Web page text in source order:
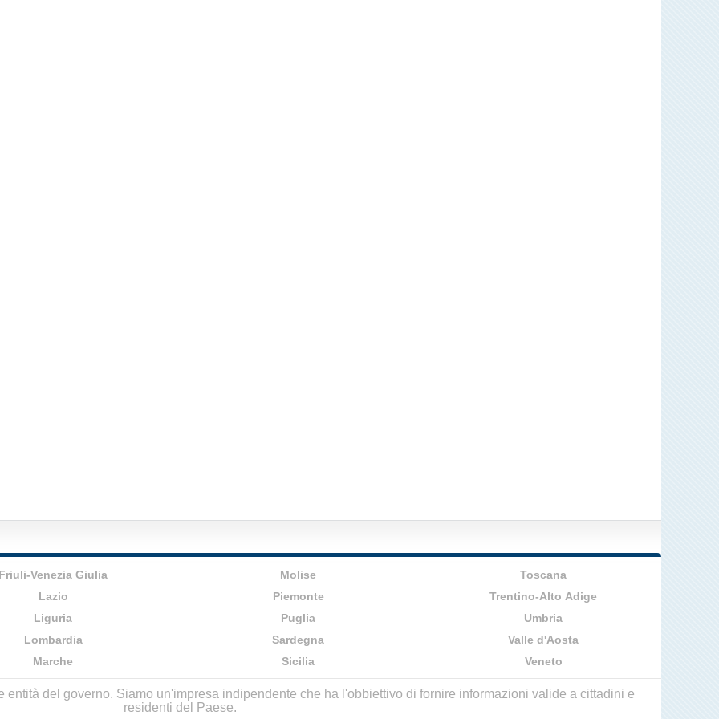
Friuli-Venezia Giulia
Lazio
Liguria
Lombardia
Marche
Molise
Piemonte
Puglia
Sardegna
Sicilia
Toscana
Trentino-Alto Adige
Umbria
Valle d'Aosta
Veneto
entità del governo. Siamo un'impresa indipendente che ha l'obbiettivo di fornire informazioni valide a cittadini e
residenti del Paese.